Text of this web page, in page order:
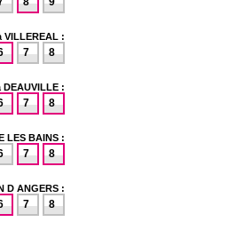
VILLEREAL :
8
7
:
8
7
LES BAINS :
8
7
D ANGERS :
8
7